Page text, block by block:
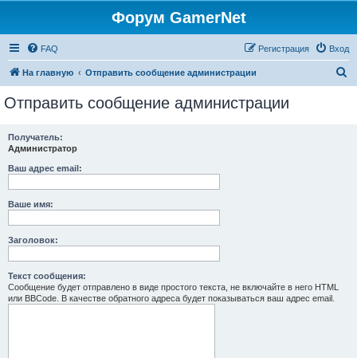
Форум GamerNet
FAQ Вход
Регистрация
На главную Отправить сообщение администрации
Отправить сообщение администрации
Получатель:
Администратор
Ваш адрес email:
Ваше имя:
Заголовок:
Текст сообщения:
Сообщение будет отправлено в виде простого текста, не включайте в него HTML
или BBCode. В качестве обратного адреса будет показываться ваш адрес email.